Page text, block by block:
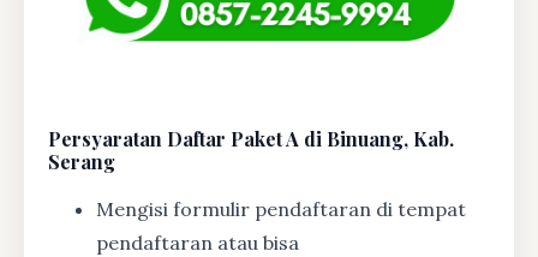
Persyaratan Daftar Paket A di Binuang, Kab.
Serang
Mengisi formulir pendaftaran di tempat
pendaftaran atau bisa